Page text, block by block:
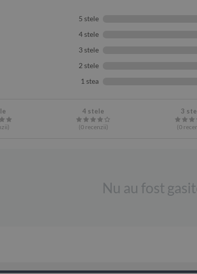
5 stele
4 stele
3 stele
2 stele
1 stea
)
4 stele
(0recenzii)
3
(0
Nu au fost